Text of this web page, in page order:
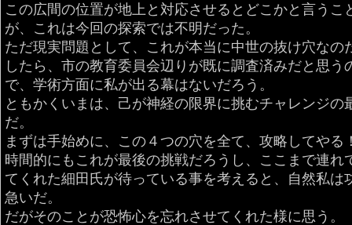
この広間の位置が地上と対応させるとどこかと言うこ
が、これは今回の探索では不明だった。
ただ現実問題として、これが本当に中世の抜け穴なの
したら、市の教育委員会辺りが既に調査済みだと思う
で、学術方面に私が出る幕はないだろう。
ともかくいまは、己が神経の限界に挑むチャレンジの
だ。
まずは手始めに、この４つの穴を全て、攻略してや
時間的にもこれが最後の挑戦だろうし、ここまで連れ
てくれた細田氏が待っている事を考えると、自然私は
急いだ。
だがそのことが恐怖心を忘れさせてくれた様に思う。